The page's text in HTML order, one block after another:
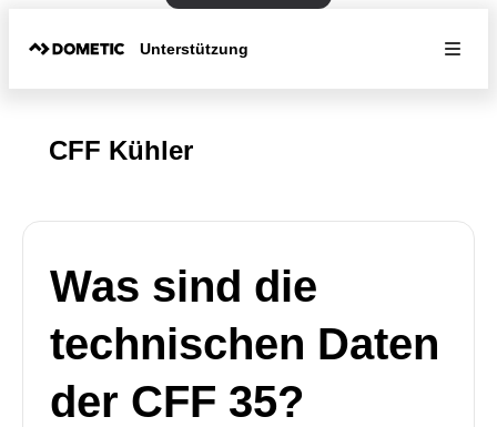
Unterstützung
CFF Kühler
Was sind die
technischen Daten
der CFF 35?